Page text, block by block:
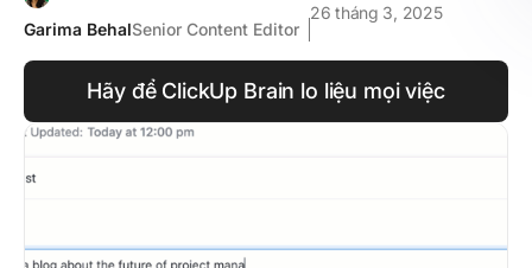
Garima BehalSenior Content Editor
26 tháng 3, 2025
Hãy để ClickUp Brain lo liệu mọi việc